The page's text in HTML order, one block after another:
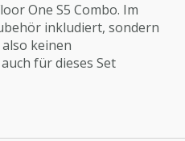
One S5 Combo. Im
inkludiert, sondern
keinen
für dieses Set